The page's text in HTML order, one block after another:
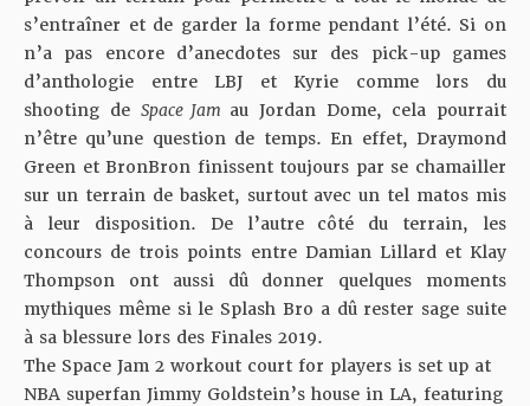
s’entraîner et de garder la forme pendant l’été. Si on
n’a pas encore d’anecdotes sur des pick-up games
d’anthologie entre LBJ et Kyrie comme lors du
shooting de Space Jam au Jordan Dome, cela pourrait
n’être qu’une question de temps. En effet, Draymond
Green et BronBron finissent toujours par se chamailler
sur un terrain de basket, surtout avec un tel matos mis
à leur disposition. De l’autre côté du terrain, les
concours de trois points entre Damian Lillard et Klay
Thompson ont aussi dû donner quelques moments
mythiques même si le Splash Bro a dû rester sage suite
à sa blessure lors des Finales 2019.
The Space Jam 2 workout court for players is set up at
NBA superfan Jimmy Goldstein’s house in LA, featuring